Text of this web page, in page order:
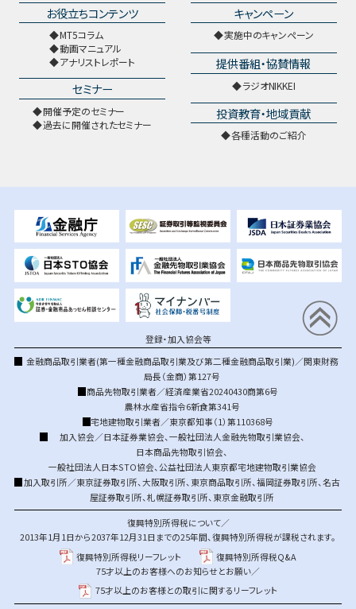
お役立ちコンテンツ
MT5コラム
動画マニュアル
アナリストレポート
セミナー
開催予定のセミナー
過去に開催されたセミナー
キャンペーン
実施中のキャンペーン
提供番組・協賛情報
ラジオNIKKEI
投資教育・地域貢献
各種活動のご紹介
登録・加入協会等
金融商品取引業者(第一種金融商品取引業及び第二種金融商品取引業)／関東財務
局長（金商）第127号
商品先物取引業者／経済産業省20240430商第6号
農林水産省指令6新食第341号
宅地建物取引業者／東京都知事（1）第110368号
加入協会／日本証券業協会、 一般社団法人金融先物取引業協会、
日本商品先物取引協会、
一般社団法人日本STO協会、 公益社団法人東京都宅地建物取引業協会
加入取引所／東京証券取引所、大阪取引所、 東京商品取引所、福岡証券取引所、名古
屋証券取引所、札幌証券取引所、 東京金融取引所
復興特別所得税について／
2013年1月1日から2037年12月31日までの25年間、復興特別所得税が課税されます。
復興特別所得税リーフレット
復興特別所得税Q&A
75才以上のお客様へのお知らせとお願い／
75才以上のお客様との取引に関するリーフレット